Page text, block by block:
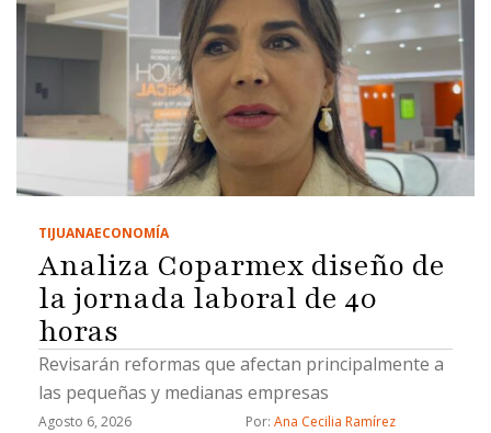
TIJUANAECONOMÍA
Analiza Coparmex diseño de
la jornada laboral de 40
horas
Revisarán reformas que afectan principalmente a
las pequeñas y medianas empresas
Agosto 6, 2026 Por: Ana Cecilia Ramírez